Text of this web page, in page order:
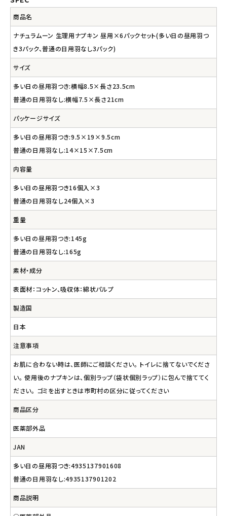
商品名
ナチュラムーン 生理用ナプキン 昼用×6パックセット(多い日の昼用羽つ
き3パック、普通の日用羽なし3パック)
サイズ
多い日の昼用羽つき:横幅8.5×長さ23.5cm
普通の日用羽なし:横幅7.5×長さ21cm
パッケージサイズ
多い日の昼用羽つき:9.5×19×9.5cm
普通の日用羽なし:14×15×7.5cm
内容量
多い日の昼用羽つき16個入×3
普通の日用羽なし24個入×3
重量
多い日の昼用羽つき:145g
普通の日用羽なし:165g
素材・成分
表面材：コットン、吸収体：綿状パルプ
製造国
日本
注意事項
お肌に合わない時は、医師にご相談ください。 トイレに捨てないでくださ
い。 使用後のナプキンは、個別ラップ（袋状個別ラップ）に包んで捨ててく
ださい。 ゴミを出すときは市町村の区分に従ってください
商品区分
医薬部外品
JAN
多い日の昼用羽つき:4935137901608
普通の日用羽なし:4935137901202
商品説明